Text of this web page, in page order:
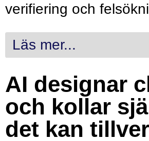
verifiering och
Läs mer...
AI designar
och kollar
det kan